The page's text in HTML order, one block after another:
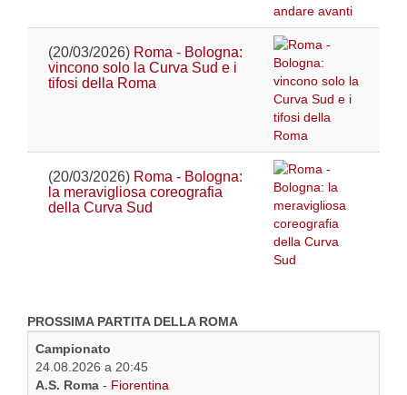
(20/03/2026) Roma - Bologna:
vincono solo la Curva Sud e i
tifosi della Roma
(20/03/2026) Roma - Bologna:
la meravigliosa coreografia
della Curva Sud
PROSSIMA PARTITA DELLA ROMA
Campionato
24.08.2026 a 20:45
A.S. Roma - Fiorentina